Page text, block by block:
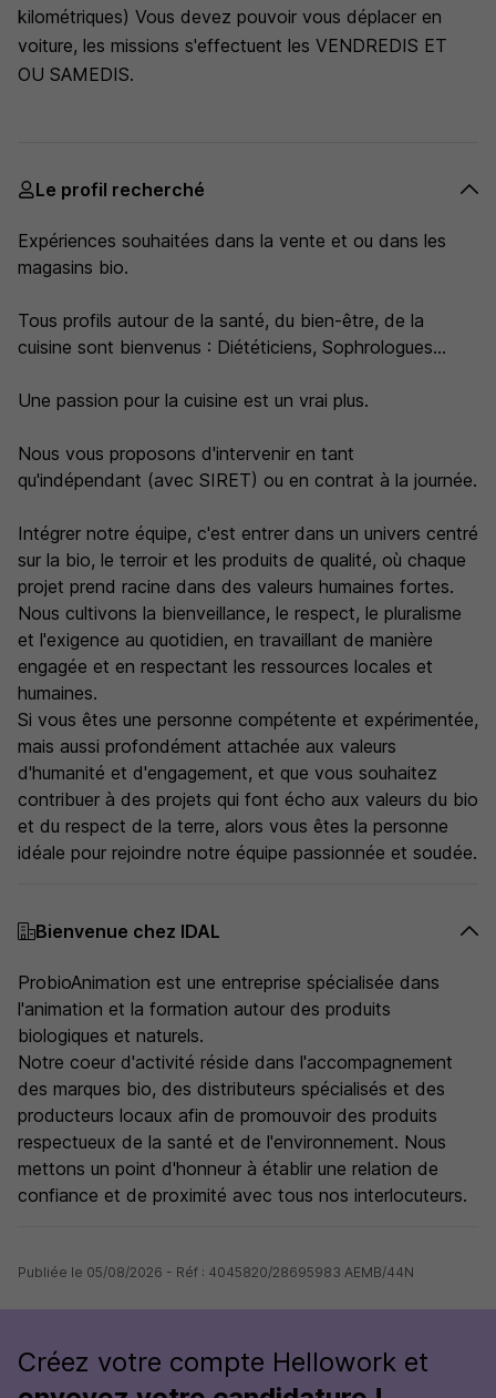
kilométriques) Vous devez pouvoir vous déplacer en
voiture, les missions s'effectuent les VENDREDIS ET
OU SAMEDIS.
Le profil recherché
Expériences souhaitées dans la vente et ou dans les
magasins bio.
Tous profils autour de la santé, du bien-être, de la
cuisine sont bienvenus : Diététiciens, Sophrologues...
Une passion pour la cuisine est un vrai plus.
Nous vous proposons d'intervenir en tant
qu'indépendant (avec SIRET) ou en contrat à la journée.
Intégrer notre équipe, c'est entrer dans un univers centré
sur la bio, le terroir et les produits de qualité, où chaque
projet prend racine dans des valeurs humaines fortes.
Nous cultivons la bienveillance, le respect, le pluralisme
et l'exigence au quotidien, en travaillant de manière
engagée et en respectant les ressources locales et
humaines.
Si vous êtes une personne compétente et expérimentée,
mais aussi profondément attachée aux valeurs
d'humanité et d'engagement, et que vous souhaitez
contribuer à des projets qui font écho aux valeurs du bio
et du respect de la terre, alors vous êtes la personne
idéale pour rejoindre notre équipe passionnée et soudée.
Bienvenue chez IDAL
ProbioAnimation est une entreprise spécialisée dans
l'animation et la formation autour des produits
biologiques et naturels.
Notre coeur d'activité réside dans l'accompagnement
des marques bio, des distributeurs spécialisés et des
producteurs locaux afin de promouvoir des produits
respectueux de la santé et de l'environnement. Nous
mettons un point d'honneur à établir une relation de
confiance et de proximité avec tous nos interlocuteurs.
Publiée le 05/08/2026 - Réf : 4045820/28695983 AEMB/44N
Créez votre compte Hellowork et